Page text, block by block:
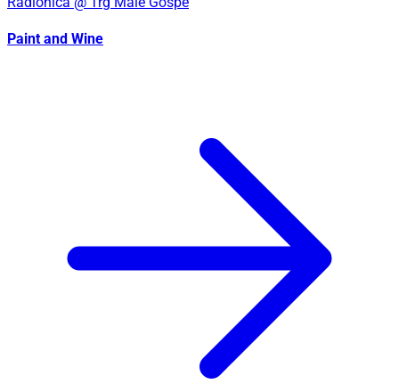
Paint and Wine